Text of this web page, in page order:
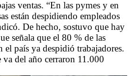
ventas. “En las pymes y en
están despidiendo empleados
De hecho, sostuvo que hay
señala que el 80 % de las
el país ya despidió trabajadores.
va del año cerraron 11.000